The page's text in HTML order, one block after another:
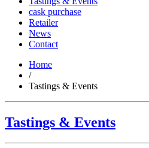
cask purchase
Retailer
News
Contact
Home
/
Tastings & Events
Tastings & Events